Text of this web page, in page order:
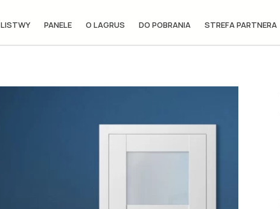
LISTWY PANELE O LAGRUS DO POBRANIA STREFA PARTNERA